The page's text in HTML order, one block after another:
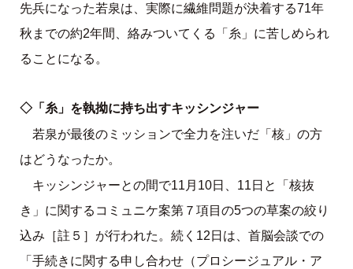
先兵になった若泉は、実際に繊維問題が決着する71年
秋までの約2年間、絡みついてくる「糸」に苦しめられ
ることになる。
◇「糸」を執拗に持ち出すキッシンジャー
若泉が最後のミッションで全力を注いだ「核」の方
はどうなったか。
キッシンジャーとの間で11月10日、11日と「核抜
き」に関するコミュニケ案第７項目の5つの草案の絞り
込み［註５］が行われた。続く12日は、首脳会談での
「手続きに関する申し合わせ（プロシージュアル・ア